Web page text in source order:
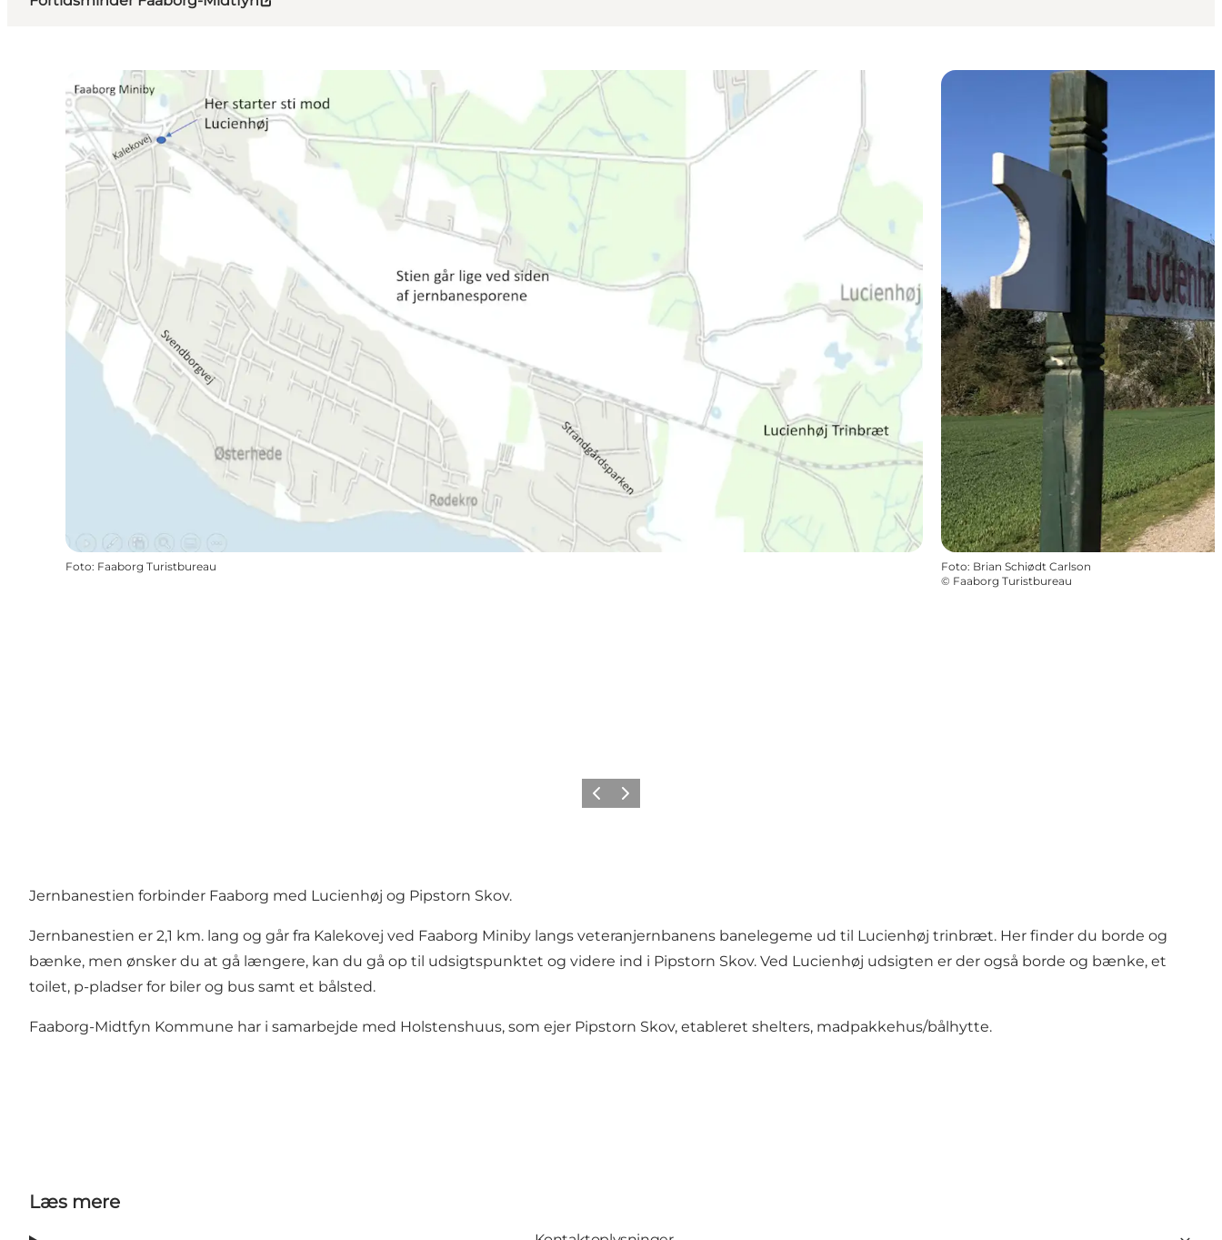
Foto: Faaborg Turistbureau Foto: Brian Schiødt Carlson
© Faaborg Turistbureau
ForrigeNæste
Jernbanestien forbinder Faaborg med Lucienhøj og Pipstorn Skov.
Jernbanestien er 2,1 km. lang og går fra Kalekovej ved Faaborg Miniby langs veteranjernbanens banelegeme ud til Lucienhøj trinbræt. Her finder du borde og
bænke, men ønsker du at gå længere, kan du gå op til udsigtspunktet og videre ind i Pipstorn Skov. Ved Lucienhøj udsigten er der også borde og bænke, et
toilet, p-pladser for biler og bus samt et bålsted.
Faaborg-Midtfyn Kommune har i samarbejde med Holstenshuus, som ejer Pipstorn Skov, etableret shelters, madpakkehus/bålhytte.
Læs mere